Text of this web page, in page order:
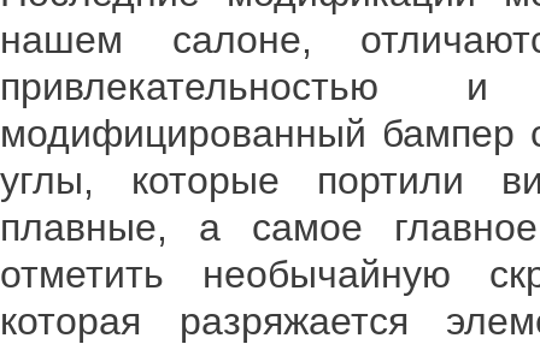
нашем салоне,
модифицированный бампер
углы, которые портили
плавные, а самое
отметить необычайную
которая разряжается